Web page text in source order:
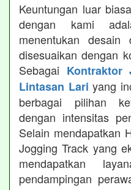
Keuntungan luar
dengan kami
menentukan
disesuaikan dengan
Sebagai Kontraktor
Lintasan Lari yang
berbagai pilihan
dengan intensitas
Selain mendapatkan
Jogging Track yang
mendapatkan
pendampingan